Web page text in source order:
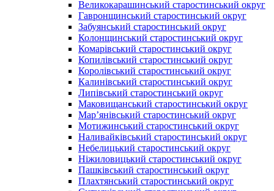
Великокарашинський старостинський округ
Гавронщинський старостинський округ
Забуянський старостинський округ
Колонщинський старостинський округ
Комарівський старостинський округ
Копилівський старостинський округ
Королівський старостинський округ
Калинівський старостинський округ
Липівський старостинський округ
Маковищанський старостинський округ
Мар’янівський старостинський округ
Мотижинський старостинський округ
Наливайківський старостинський округ
Небелицький старостинський округ
Ніжиловицький старостинський округ
Пашківський старостинський округ
Плахтянський старостинський округ